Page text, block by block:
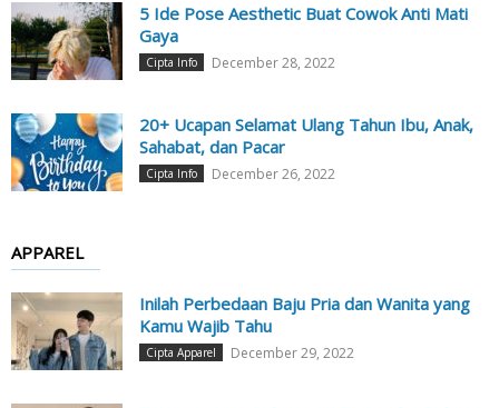
5 Ide Pose Aesthetic Buat Cowok Anti Mati
Gaya
Cipta Info December 28, 2022
20+ Ucapan Selamat Ulang Tahun Ibu, Anak,
Sahabat, dan Pacar
Cipta Info December 26, 2022
APPAREL
Inilah Perbedaan Baju Pria dan Wanita yang
Kamu Wajib Tahu
Cipta Apparel December 29, 2022